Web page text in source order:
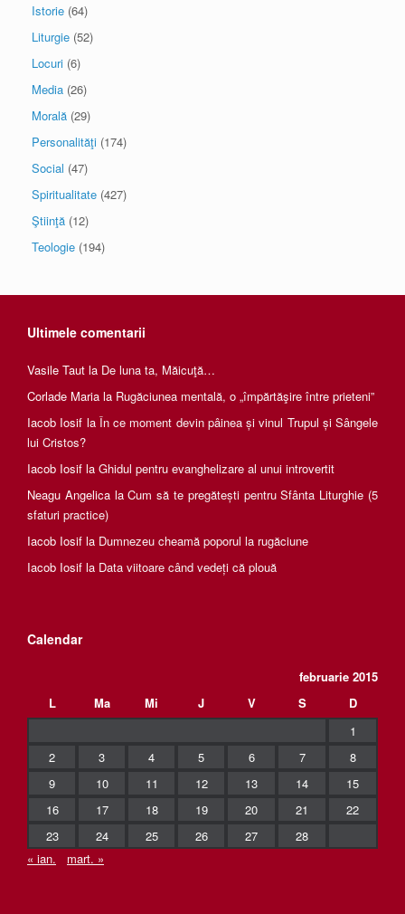
Istorie (64)
Liturgie (52)
Locuri (6)
Media (26)
Morală (29)
Personalităţi (174)
Social (47)
Spiritualitate (427)
Ştiinţă (12)
Teologie (194)
Ultimele comentarii
Vasile Taut la De luna ta, Măicuţă…
Corlade Maria la Rugăciunea mentală, o „împărtăşire între prieteni”
Iacob Iosif la În ce moment devin pâinea și vinul Trupul și Sângele
lui Cristos?
Iacob Iosif la Ghidul pentru evanghelizare al unui introvertit
Neagu AngelicalaCum să te pregătești pentru Sfânta Liturghie (5
sfaturi practice)
Iacob Iosif la Dumnezeu cheamă poporul la rugăciune
Iacob Iosif la Data viitoare când vedeți că plouă
Calendar
februarie 2015
L
Ma Mi J V S
D
1
2
3 4 5 6 7
8
9
10 11 12 13 14
15
16
17 18 19 20 21
22
23
24 25 26 27
28
« ian.
mart. »